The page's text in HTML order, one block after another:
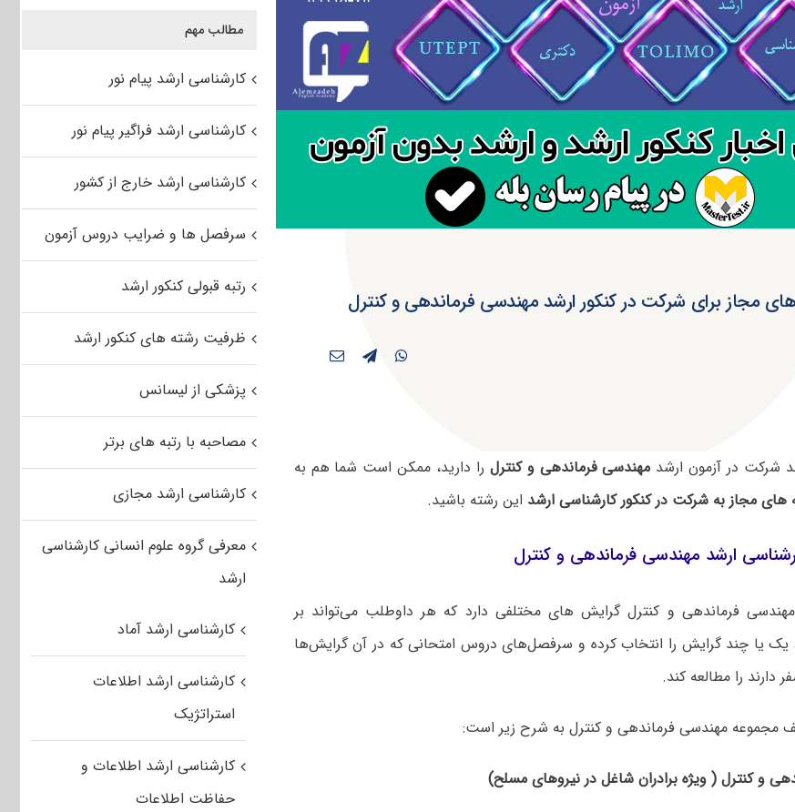
مجاز برای شرکت در کنکور ارشد مهندسی فرماندهی و کنترل
شرکت در آزمون ارشد مهندسی فرماندهی و کنترل را دارید، ممکن است شما هم به
های مجاز به شرکت در کنکور کارشناسی ارشد این رشته باشید.
ارشد مهندسی فرماندهی و کنترل
فرماندهی و کنترل گرایش های مختلفی دارد که هر داوطلب می‌تواند بر
یا چند گرایش را انتخاب کرده و سرفصل‌های دروس امتحانی که در آن گرایش‌ها
دارند را مطالعه کند.
مجموعه مهندسی فرماندهی و کنترل به شرح زیر است:
ویژه برادران شاغل در نیروهای مسلح)
مطالب مهم
کارشناسی ارشد پیام نور
کارشناسی ارشد فراگیر پیام نور
کارشناسی ارشد خارج از کشور
سرفصل ها و ضرایب دروس آزمون
رتبه قبولی کنکور ارشد
ظرفیت رشته های کنکور ارشد
پزشکی از لیسانس
مصاحبه با رتبه های برتر
کارشناسی ارشد مجازی
معرفی گروه علوم انسانی کارشناسی
ارشد
کارشناسی ارشد آماد
کارشناسی ارشد اطلاعات
استراتژیک
کارشناسی ارشد اطلاعات و
حفاظت اطلاعات